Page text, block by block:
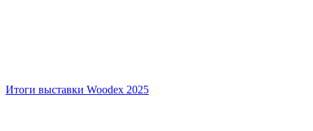
Итоги выставки Woodex 2025